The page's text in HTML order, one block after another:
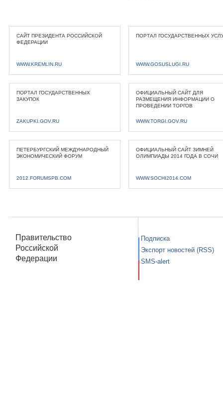
САЙТ ПРЕЗИДЕНТА РОССИЙСКОЙ
ФЕДЕРАЦИИ
WWW.KREMLIN.RU
ПОРТАЛ ГОСУДАРСТВЕННЫХ
WWW.GOSUSLUGI.RU
ПОРТАЛ ГОСУДАРСТВЕННЫХ
ЗАКУПОК
ZAKUPKI.GOV.RU
ОФИЦИАЛЬНЫЙ САЙТ ДЛЯ
РАЗМЕЩЕНИЯ ИНФОРМАЦИИ О
ПРОВЕДЕНИИ ТОРГОВ
WWW.TORGI.GOV.RU
ПЕТЕРБУРГСКИЙ МЕЖДУНАРОДНЫЙ
ЭКОНОМИЧЕСКИЙ ФОРУМ
2012.FORUMSPB.COM
ОФИЦИАЛЬНЫЙ САЙТ ЗИМНЕЙ
ОЛИМПИАДЫ 2014 ГОДА В СОЧИ
WWW.SOCHI2014.COM
Правительство
Российской
Федерации
Подписка
Экспорт новостей (RSS)
SMS-alert